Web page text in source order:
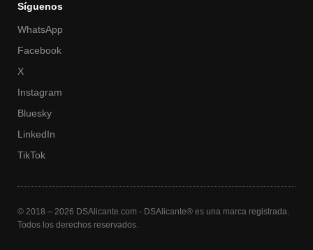
Síguenos
WhatsApp
Facebook
X
Instagram
Bluesky
LinkedIn
TikTok
© 2018 – 2026 DSAlicante.com - DSAlicante® es una marca registrada.
Todos los derechos reservados.